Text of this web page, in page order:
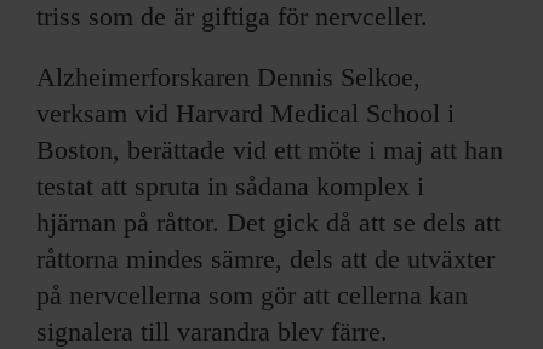
triss som de är giftiga för nervceller.
Alzheimerforskaren Dennis Selkoe,
verksam vid Harvard Medical School i
Boston, berättade vid ett möte i maj att han
testat att spruta in sådana komplex i
hjärnan på råttor. Det gick då att se dels att
råttorna mindes sämre, dels att de utväxter
på nervcellerna som gör att cellerna kan
signalera till varandra blev färre.